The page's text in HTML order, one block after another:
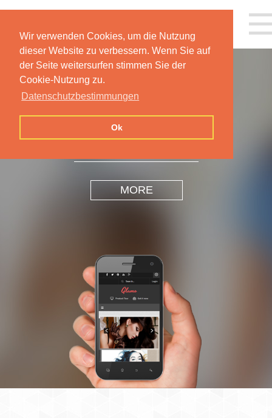
Wir verwenden Cookies, um die Nutzung
dieser Website zu verbessern. Wenn Sie auf
der Seite weitersurfen stimmen Sie der
Cookie-Nutzung zu.
Datenschutzbestimmungen
Ok
INSPIRATION
DESIGN
MORE